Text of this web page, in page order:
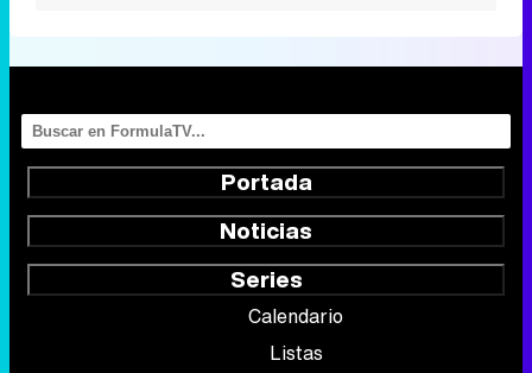
Portada
Noticias
Series
Calendario
Listas